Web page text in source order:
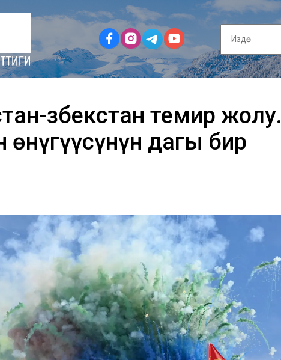
Өзбекстан темир жолу.
дагы бир